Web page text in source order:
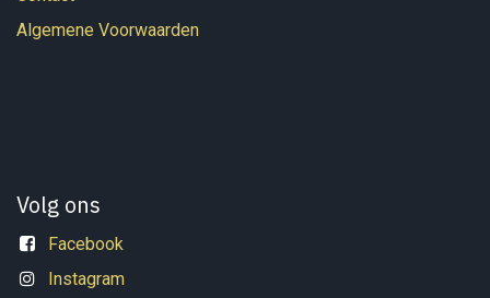
Algemene Voorwaarden
Volg ons
Facebook
Instagram